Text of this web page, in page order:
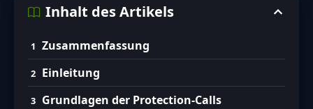
Inhalt des Artikels
Zusammenfassung
Einleitung
Grundlagen der Protection-Calls